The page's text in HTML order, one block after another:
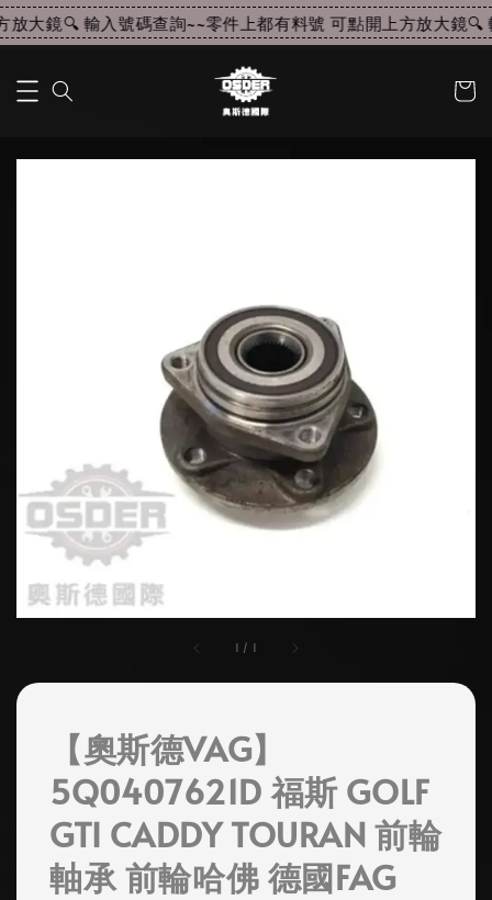
大鏡🔍 輸入號碼查詢~~零件上都有料號 可點開上方放大鏡🔍
1 / 1
【奧斯德VAG】
5Q0407621D 福斯 GOLF
GTI CADDY TOURAN 前輪
軸承 前輪哈佛 德國FAG